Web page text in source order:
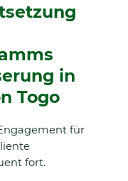
in
Togo
für
fort.